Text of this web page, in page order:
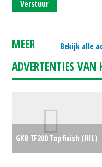
Verstuur
Bekijk alle
MEER
ADVERTENTIES
GKB TF200 Topfinish (HIL)